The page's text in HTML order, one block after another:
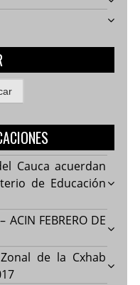
Cauca acuerdan
de Educación
ACIN FEBRERO DE
de la Cxhab